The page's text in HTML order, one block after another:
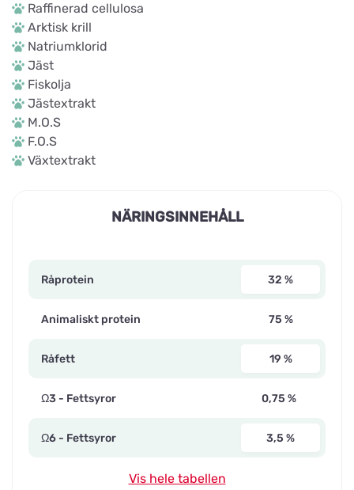
Raffinerad cellulosa
Arktisk krill
Natriumklorid
Jäst
Fiskolja
Jästextrakt
M.O.S
F.O.S
Växtextrakt
NÄRINGSINNEHÅLL
Råprotein 32 %
Animaliskt protein 75 %
Råfett 19 %
Ω3 - Fettsyror 0,75 %
Ω6 - Fettsyror 3,5 %
Vis hele tabellen